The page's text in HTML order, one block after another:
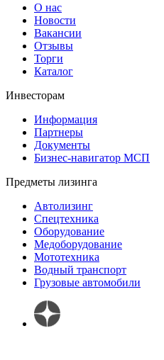
О нас
Новости
Вакансии
Отзывы
Торги
Каталог
Инвесторам
Информация
Партнеры
Документы
Бизнес-навигатор МСП
Предметы лизинга
Автолизинг
Спецтехника
Оборудование
Медоборудование
Мототехника
Водный транспорт
Грузовые автомобили